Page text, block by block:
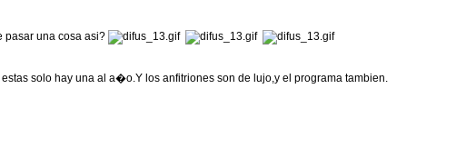
una cosa asi?
solo hay una al a�o.Y los anfitriones son de lujo,y el programa tambien.